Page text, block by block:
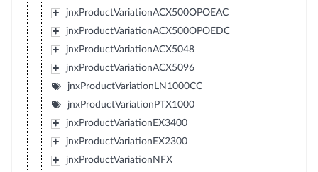
jnxProductVariationACX500OPOEAC
jnxProductVariationACX500OPOEDC
jnxProductVariationACX5048
jnxProductVariationACX5096
jnxProductVariationLN1000CC
jnxProductVariationPTX1000
jnxProductVariationEX3400
jnxProductVariationEX2300
jnxProductVariationNFX